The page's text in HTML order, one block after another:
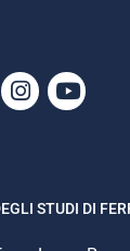
Instagram
STUDI DI